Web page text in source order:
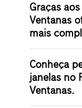
Graças
Ventanas
mais
Conheça
janelas no
Ventanas.